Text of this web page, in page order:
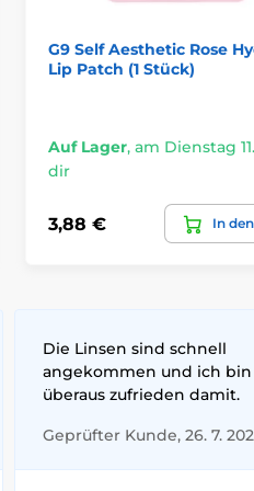
G9 Self Aesthetic Rose
Lip Patch (1 Stück)
Auf Lager, am Dienstag
dir
3,88 € In
Die Linsen sind schnell
angekommen und ich bin
überaus zufrieden damit.
Geprüfter Kunde, 26. 7.